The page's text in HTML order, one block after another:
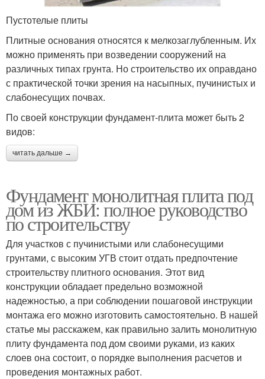
Пустотелые плиты
Плитные основания относятся к мелкозаглубленным. Их
можно применять при возведении сооружений на
различных типах грунта. Но строительство их оправдано
с практической точки зрения на насыпных, пучинистых и
слабонесущих почвах.
По своей конструкции фундамент-плита может быть 2
видов:
читать дальше →
Фундамент монолитная плита под
дом из ЖБИ: полное руководство
по строительству
Для участков с пучинистыми или слабонесущими
грунтами, с высоким УГВ стоит отдать предпочтение
строительству плитного основания. Этот вид
конструкции обладает предельно возможной
надежностью, а при соблюдении пошаговой инструкции
монтажа его можно изготовить самостоятельно. В нашей
статье мы расскажем, как правильно залить монолитную
плиту фундамента под дом своими руками, из каких
слоев она состоит, о порядке выполнения расчетов и
проведения монтажных работ.